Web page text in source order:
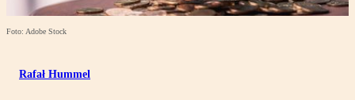
Foto: Adobe Stock
Rafał Hummel